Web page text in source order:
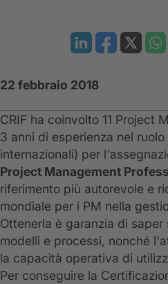
22 febbraio 2018
CRIF ha coinvolto 11 Project
3 anni di esperienza nel
internazionali) per
Project Management
riferimento più autorevole e
mondiale per i PM nella
Ottenerla è garanzia di
modelli e processi, nonché
la capacità operativa di
Per conseguire la